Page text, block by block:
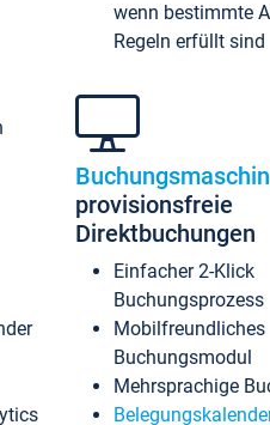
wenn bestimmte
Regeln erfüllt sind
provisionsfreie
Direktbuchungen
Einfacher 2-Klick
Buchungsprozess
Mobilfreundliches
Buchungsmodul
Mehrsprachige